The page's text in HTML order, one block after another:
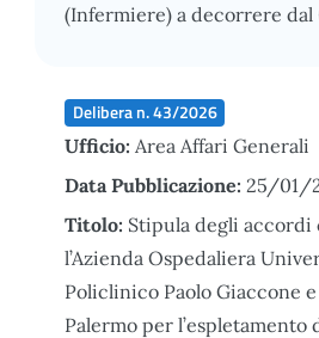
(Infermiere) a decorrere
Delibera n. 43/2026
Ufficio: Area Affari Generali
Data Pubblicazione: 25/01/
Titolo: Stipula degli accordi
l’Azienda Ospedaliera
Policlinico Paolo Giaccone
Palermo per l’espletamento